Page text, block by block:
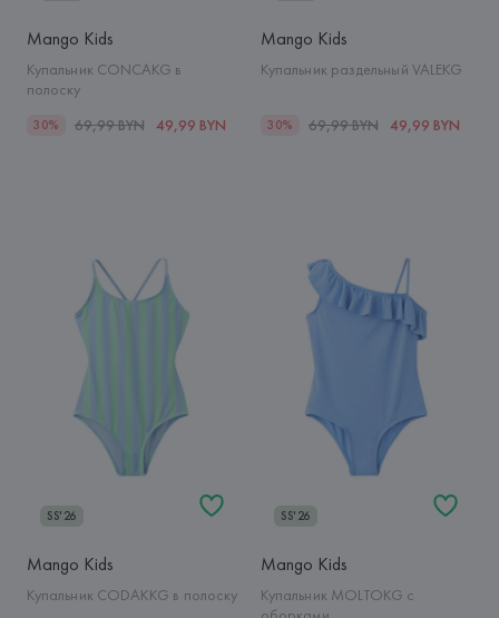
Mango Kids
Купальник CONCAKG в
полоску
30% 69,99 BYN 49,99 BYN
Mango Kids
Купальник раздельный VALEKG
30% 69,99 BYN 49,99 BYN
SS'26
Mango Kids
Купальник CODAKKG в полоску
SS'26
Mango Kids
Купальник MOLTOKG с